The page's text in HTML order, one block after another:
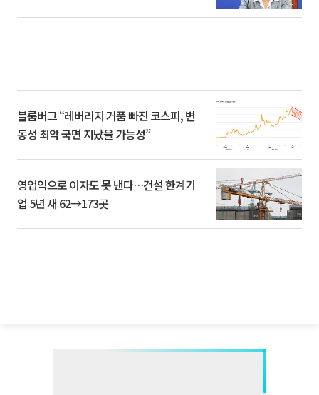
블룸버그 “레버리지 거품 빠진 코스피, 변
동성 최악 국면 지났을 가능성”
영업익으로 이자도 못 낸다…건설 한계기
업 5년 새 62→173곳